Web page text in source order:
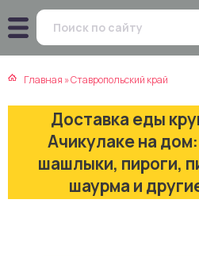
Главная »Ставропольский край
Доставка еды
Ачикулаке на
шашлыки, пироги,
шаурма и
кухня
кухня